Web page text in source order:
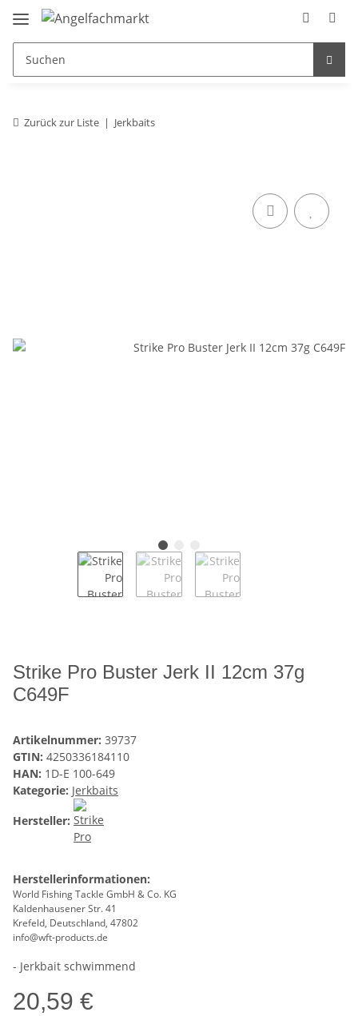
Zurück zur Liste Jerkbaits
Strike Pro Buster Jerk II 12cm 37g
C649F
Artikelnummer: 39737
GTIN: 4250336184110
HAN: 1D-E 100-649
Kategorie: Jerkbaits
Hersteller:
Herstellerinformationen:
World Fishing Tackle GmbH & Co. KG
Kaldenhausener Str. 41
Krefeld, Deutschland, 47802
info@wft-products.de
- Jerkbait schwimmend
20,59 €